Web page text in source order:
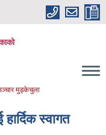
सञ्चार मुड्केचुला
स्वागत